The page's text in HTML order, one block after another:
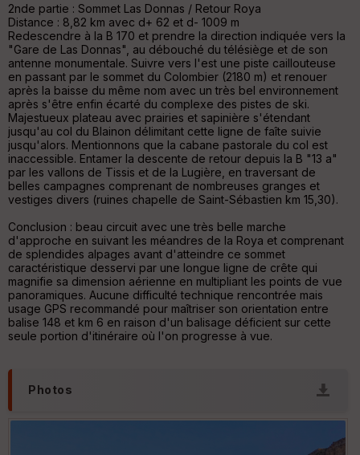
Tr
an
sp
ar
en
Po
int
illé
s
S
n
s
St
w
2nde partie : Sommet Las Donnas / Retour Roya
Distance : 8,82 km avec d+ 62 et d- 1009 m
Redescendre à la B 170 et prendre la direction indiquée vers la
"Gare de Las Donnas", au débouché du télésiège et de son
antenne monumentale. Suivre vers l'est une piste caillouteuse
en passant par le sommet du Colombier (2180 m) et renouer
après la baisse du même nom avec un très bel environnement
après s'être enfin écarté du complexe des pistes de ski.
Majestueux plateau avec prairies et sapinière s'étendant
jusqu'au col du Blainon délimitant cette ligne de faîte suivie
jusqu'alors. Mentionnons que la cabane pastorale du col est
inaccessible. Entamer la descente de retour depuis la B "13 a"
par les vallons de Tissis et de la Lugière, en traversant de
belles campagnes comprenant de nombreuses granges et
vestiges divers (ruines chapelle de Saint-Sébastien km 15,30).
Conclusion : beau circuit avec une très belle marche
d'approche en suivant les méandres de la Roya et comprenant
de splendides alpages avant d'atteindre ce sommet
caractéristique desservi par une longue ligne de crête qui
magnifie sa dimension aérienne en multipliant les points de vue
panoramiques. Aucune difficulté technique rencontrée mais
usage GPS recommandé pour maîtriser son orientation entre
balise 148 et km 6 en raison d'un balisage déficient sur cette
seule portion d'itinéraire où l'on progresse à vue.
Photos